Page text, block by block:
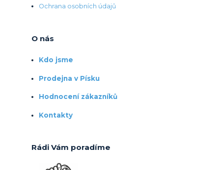
Ochrana osobních údajů
O nás
Kdo jsme
Prodejna v Písku
Hodnocení zákazníků
Kontakty
Rádi Vám poradíme